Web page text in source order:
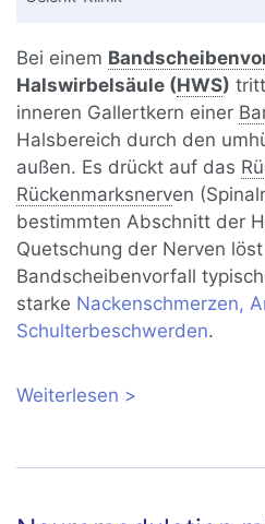
Bei einem
Halswirbelsäule (HWS)
inneren Gallertkern einer
Halsbereich durch den
außen. Es drückt auf das
Rückenmarksnerven
bestimmten Abschnitt der
Quetschung der Nerven
Bandscheibenvorfall
starke Nackenschmerzen,
Schulterbeschwerden.
Weiterlesen über